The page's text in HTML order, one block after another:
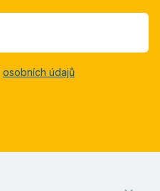
osobních údajů